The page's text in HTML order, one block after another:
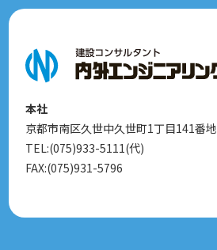
本社
京都市南区久世中久世町1丁目141番地
TEL:(075)933-5111(代)
FAX:(075)931-5796